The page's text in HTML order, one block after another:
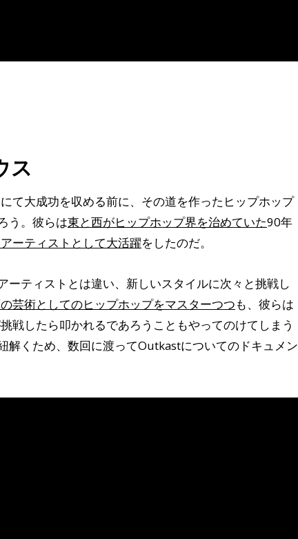
ス
て大成功を収める前に、その道を作ったヒップホップ
う。彼らは東と西がヒップホップ界を治めていた90年
ーティストとして大活躍をしたのだ。
ティストとは違い、新しいスタイルに次々と挑戦し
芸術としてのヒップホップをマスターつつも、彼らは
戦したら叩かれるであろうこともやってのけてしまう
解くため、数回に渡ってOutkastについてのドキュメン